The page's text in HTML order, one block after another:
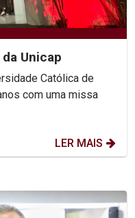
Unicap
Católica de
com uma missa
LER MAIS